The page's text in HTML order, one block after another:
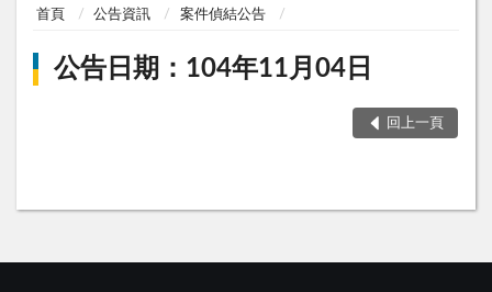
首頁 公告資訊 案件偵結公告
公告日期：104年11月04日
回上一頁